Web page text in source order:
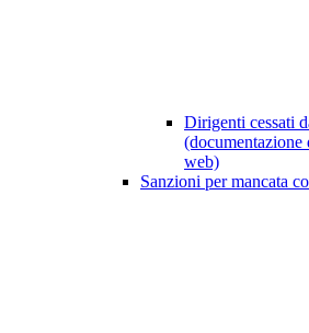
Dirigenti cessati
(documentazione
web)
Sanzioni per mancata